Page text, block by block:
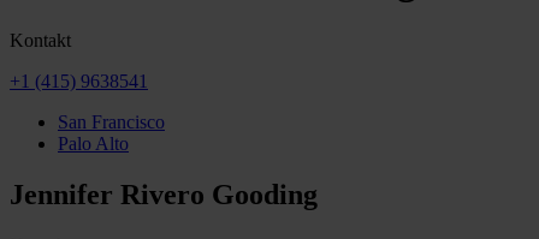
Kontakt
+1 (415) 9638541
San Francisco
Palo Alto
Jennifer Rivero Gooding